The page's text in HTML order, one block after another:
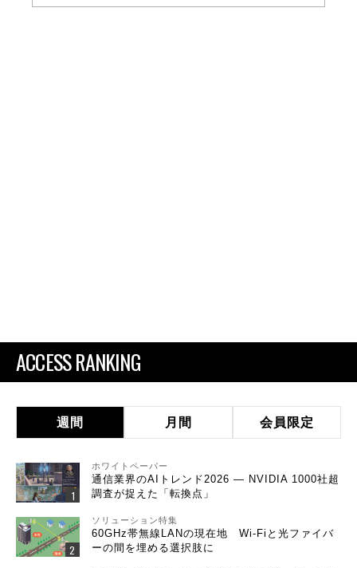
ACCESS RANKING
週間 月間 会員限定
ホワイトペーパー
通信業界のAIトレンド2026 ― NVIDIA 1000社超
調査が捉えた「転換点」
ソリューション特集
60GHz帯無線LANの現在地 Wi-Fiと光ファイバ
ーの間を埋める選択肢に